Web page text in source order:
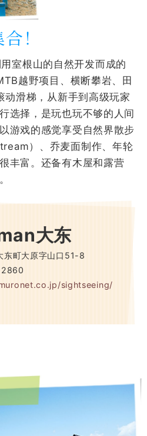
！
室根山的自然开发而成的
越野项目、横断攀岩、田
动滑梯，从新手到高级玩家
选择，是玩也玩不够的人间
游戏的感觉享受自然界散步
）、乔麦面制作、年轮
丰富。还备有木屋和露营
大东
东町大原字山口51-8
2860
sightseeing/